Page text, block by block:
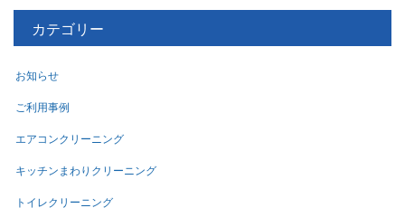
カテゴリー
お知らせ
ご利用事例
エアコンクリーニング
キッチンまわりクリーニング
トイレクリーニング